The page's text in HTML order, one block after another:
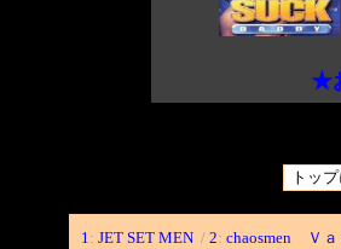
★
1:JET SET MEN / 2:chaosmen Ｖａ